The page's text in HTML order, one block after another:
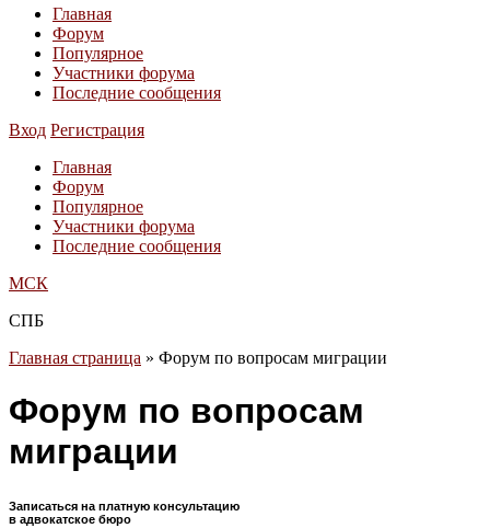
Главная
Форум
Популярное
Участники форума
Последние сообщения
Вход Регистрация
Главная
Форум
Популярное
Участники форума
Последние сообщения
МСК
СПБ
Главная страница » Форум по вопросам миграции
Форум по вопросам
миграции
Записаться на платную консультацию
в адвокатское бюро